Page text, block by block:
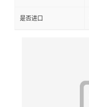
是否进口